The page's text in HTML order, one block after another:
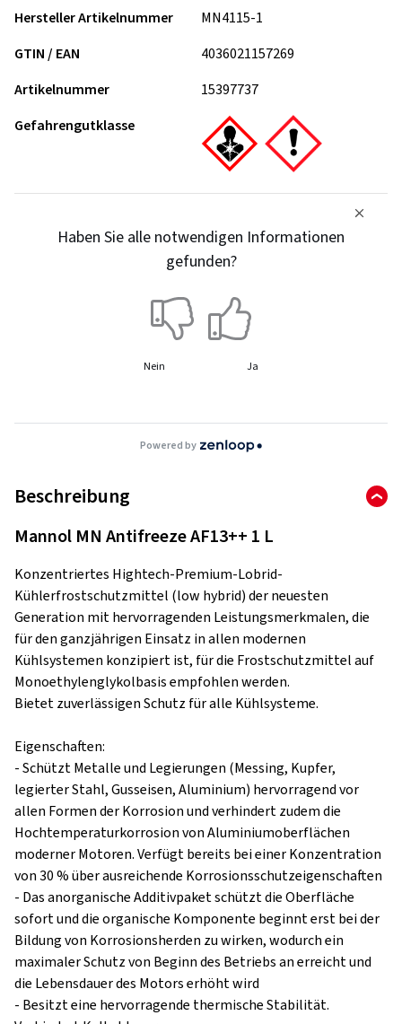
Hersteller Artikelnummer
MN4115-1
GTIN / EAN
4036021157269
Artikelnummer
15397737
Gefahrengutklasse
Haben Sie alle notwendigen Informationen
gefunden?
Nein Ja
Powered by
Beschreibung
Mannol MN Antifreeze AF13++ 1 L
Konzentriertes Hightech-Premium-Lobrid-
Kühlerfrostschutzmittel (low hybrid) der neuesten
Generation mit hervorragenden Leistungsmerkmalen, die
für den ganzjährigen Einsatz in allen modernen
Kühlsystemen konzipiert ist, für die Frostschutzmittel auf
Monoethylenglykolbasis empfohlen werden.
Bietet zuverlässigen Schutz für alle Kühlsysteme.
Eigenschaften:
- Schützt Metalle und Legierungen (Messing, Kupfer,
legierter Stahl, Gusseisen, Aluminium) hervorragend vor
allen Formen der Korrosion und verhindert zudem die
Hochtemperaturkorrosion von Aluminiumoberflächen
moderner Motoren. Verfügt bereits bei einer Konzentration
von 30 % über ausreichende Korrosionsschutzeigenschaften
- Das anorganische Additivpaket schützt die Oberfläche
sofort und die organische Komponente beginnt erst bei der
Bildung von Korrosionsherden zu wirken, wodurch ein
maximaler Schutz von Beginn des Betriebs an erreicht und
die Lebensdauer des Motors erhöht wird
- Besitzt eine hervorragende thermische Stabilität.